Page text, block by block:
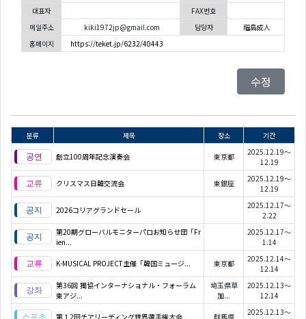
대표자
FAX번호
메일주소
kiki1972jp@gmail.com 담당자
福島成人
홈페이지
https://teket.jp/6232/40443
수정
분류 제목 장소 기간
創立100周年記念演奏会 東京都
2025.12.19～
12.19
クリスマス日韓交流会 東銀座
2025.12.19～
12.19
2026コリアグランドセール
2025.12.17～
2.22
第20期グローバルモニターパロお知らせ団「Fr
ien...
2025.12.17～
1.14
K-MUSICAL PROJECT主催「韓国ミュージ... 東京都
2025.12.14～
12.14
第36回 獨協インターナショナル・フォーラム
東アジ...
埼玉県草
加...
2025.12.13～
12.14
第１2回チアリーディング世界選手権大会 群馬県
2025.12.13～